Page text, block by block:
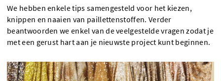
We hebben enkele tips samengesteld voor het kiezen,
knippen en naaien van paillettenstoffen. Verder
beantwoorden we enkel van de veelgestelde vragen zodat je
met een gerust hart aan je nieuwste project kunt beginnen.